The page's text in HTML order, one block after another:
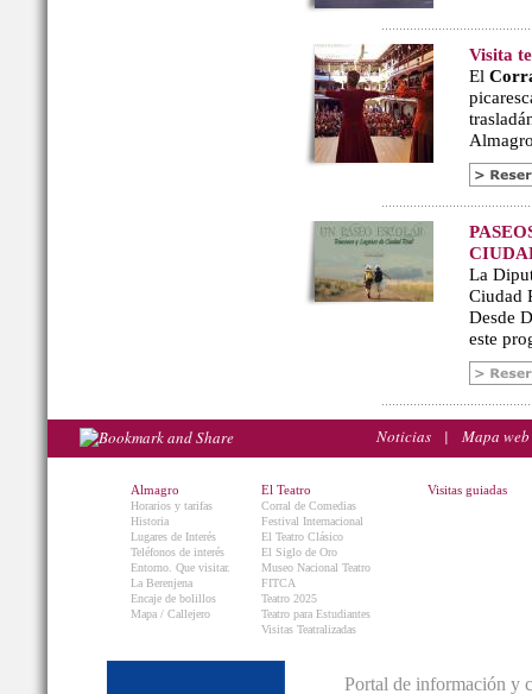
Visita
El
La
Ciudad
Desde
este
Noticias | Mapa web
Almagro
Horarios y tarifas
Historia
Lugares de Interés
Teléfonos de interés
Entorno. Que visitar.
La Berenjena
Encaje de bolillos
Mapa / Callejero
El Teatro
Corral de Comedias
Festival Internacional
El Teatro Clásico
El Siglo de Oro
Museo Nacional Teatro
FITCA
Teatro 2025
Teatro para Estudiantes
Visitas Teatralizadas
Visitas guiadas
Portal de información y